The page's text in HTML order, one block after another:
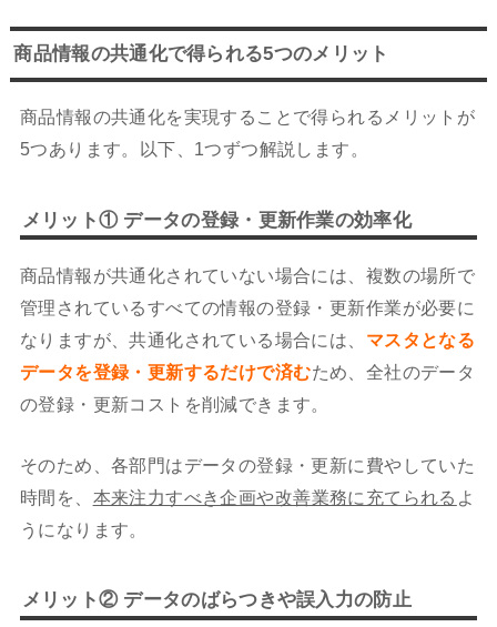
商品情報の共通化で得られる5つのメリット
商品情報の共通化を実現することで得られるメリットが
5つあります。以下、1つずつ解説します。
メリット① データの登録・更新作業の効率化
商品情報が共通化されていない場合には、複数の場所で
管理されているすべての情報の登録・更新作業が必要に
なりますが、共通化されている場合には、 マスタとなる
データを登録・更新するだけで済むため、全社のデータ
の登録・更新コストを削減できます。
そのため、各部門はデータの登録・更新に費やしていた
時間を、 本来注力すべき企画や改善業務に充てられる よ
うになります。
メリット② データのばらつきや誤入力の防止